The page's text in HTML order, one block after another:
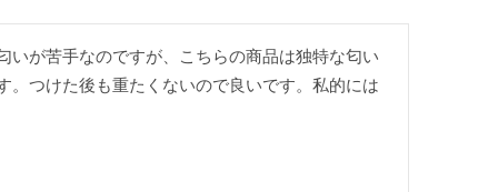
いが苦手なのですが、こちらの商品は独特な匂い
。つけた後も重たくないので良いです。私的には